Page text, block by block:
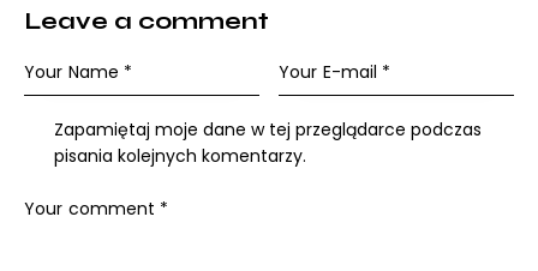
Leave a comment
Zapamiętaj moje dane w tej przeglądarce podczas
pisania kolejnych komentarzy.